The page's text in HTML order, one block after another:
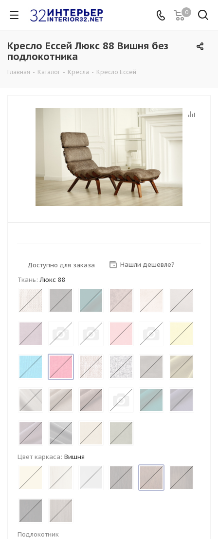
0
Кресло Ессей Люкс 88 Вишня без
подлокотника
Главная - Каталог - Кресла - Кресло Ессей
Доступно для заказа
Нашли дешевле?
Ткань: Люкс 88
Цвет каркаса: Вишня
Подлокотник